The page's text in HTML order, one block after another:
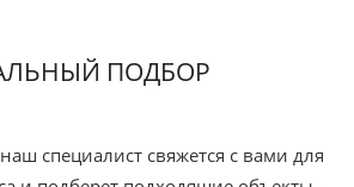
ПОДБОР
специалист свяжется с вами для